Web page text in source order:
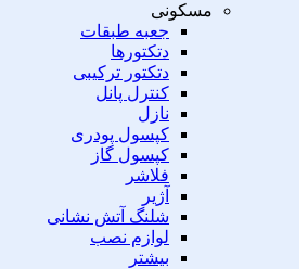
مسکونی
جعبه طبقات
دتکتورها
دتکتور ترکیبی
کنترل پانل
نازل
کپسول پودری
کپسول گاز
فلاشر
آژیر
شلنگ آتش نشانی
لوازم نصب
بیشتر